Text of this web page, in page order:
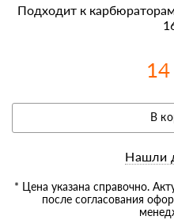
Подходит к
В
Нашли
* Цена указана справочно.
после согласования